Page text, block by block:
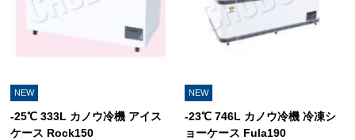
NEW
-25℃ 333L カノウ冷機 アイス
ケース Rock150
NEW
-23℃ 746L カノウ冷機 冷凍シ
ョーケース Fula190